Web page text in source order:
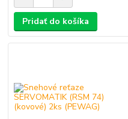
Pridať do košíka